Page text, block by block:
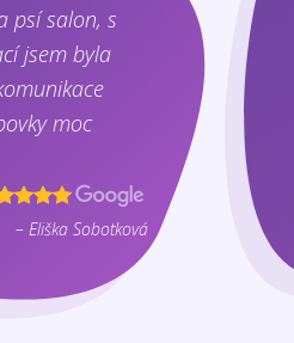
psí salon, s
jsem byla
moc
– Eliška Sobotková